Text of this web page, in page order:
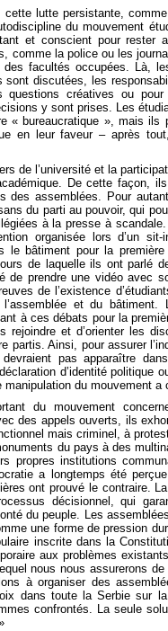
cette lutte persistante,
du mouvement
et conscient pour rester
comme la police ou les
facultés occupées. Là,
sont discutées, les
questions créatives ou
y sont prises. Les
« bureaucratique », mais
en leur faveur – après
de l’université et la
De cette façon,
des assemblées. Pour
du parti au pouvoir, qui
à la presse à
organisée lors d’un
le bâtiment pour la
de laquelle ils ont parlé
de prendre une vidéo avec
de l’existence
et du bâtiment.
à ces débats pour la
rejoindre et d’orienter les
partis. Ainsi, pour assurer
pas apparaître
d’identité politique
manipulation du mouvement a
du mouvement
des appels ouverts, ils
mais criminel, à
du pays à des
propres institutions
a longtemps été
ont prouvé le contraire.
décisionnel, qui
du peuple. Les
une forme de pression
inscrite dans la
aux problèmes
nous nous assurerons
à organiser des
dans toute la Serbie sur
confrontés. La seule